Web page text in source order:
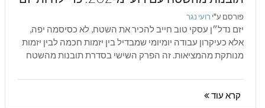
נדל״ן עסקי טוב חייב להכיר את השטח
פורסם ע"י רועי נגר
יזם נדל״ן עסקי טוב חייב להכיר את השטח, לא כסיסמה יפה,
אלא כעיקרון עבודה יומיומי שמבדיל בין יזמות חכמה לבין יזמות
מנותקת מהמציאות. זה הפרק השישי בסדרת תובנות מהשטח
קרא עוד